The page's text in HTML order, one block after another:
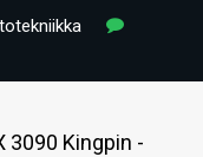
3090 Kingpin -